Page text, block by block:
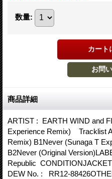
数量:
商品詳細
ARTIST : EARTH WIND and
Experience Remix) Tracklist
Remix) B1Never (Sunaga T
B2Never (Original
Republic
DEW No. : RR12-